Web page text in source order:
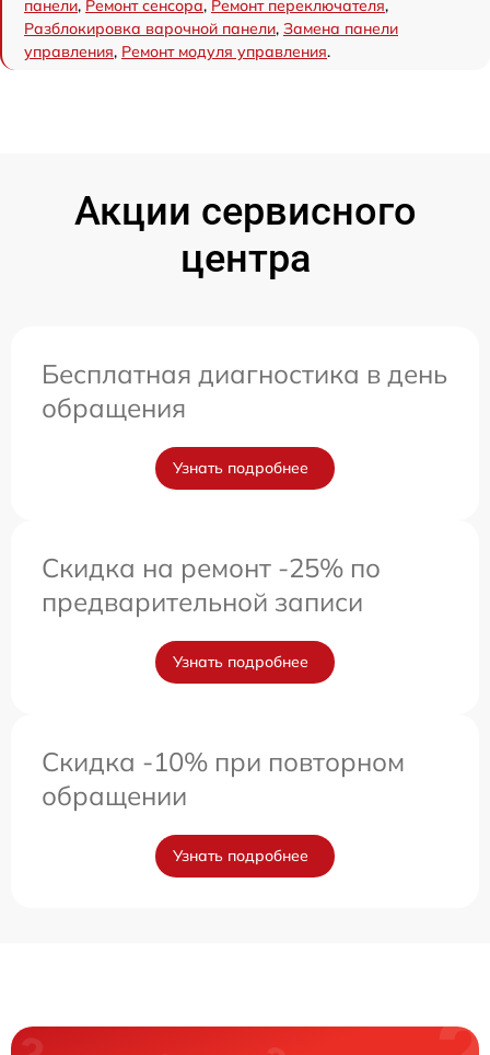
панели, Ремонт сенсора, Ремонт переключателя,
Разблокировка варочной панели, Замена панели
управления, Ремонт модуля управления.
Акции сервисного
центра
Бесплатная диагностика в день
обращения
Узнать подробнее
Скидка на ремонт -25% по
предварительной записи
Узнать подробнее
Скидка -10% при повторном
обращении
Узнать подробнее